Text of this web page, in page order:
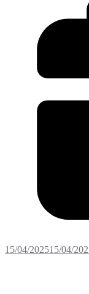
15/04/202515/04/